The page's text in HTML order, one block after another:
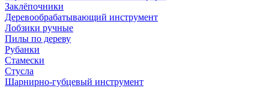
Заклёпочники
Деревообрабатывающий инструмент
Лобзики ручные
Пилы по дереву
Рубанки
Стамески
Стусла
Шарнирно-губцевый инструмент